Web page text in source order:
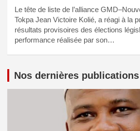
Le tête de liste de l’alliance
Tokpa Jean Victoire Kolié, a réagi à la
résultats provisoires des élections
performance réalisée par son…
Nos dernières publications